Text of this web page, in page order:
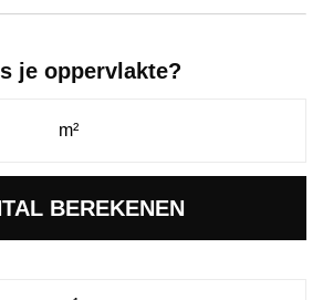
je oppervlakte?
BEREKENEN